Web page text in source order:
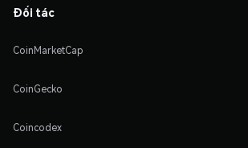
Đối tác
CoinMarketCap
CoinGecko
Coincodex